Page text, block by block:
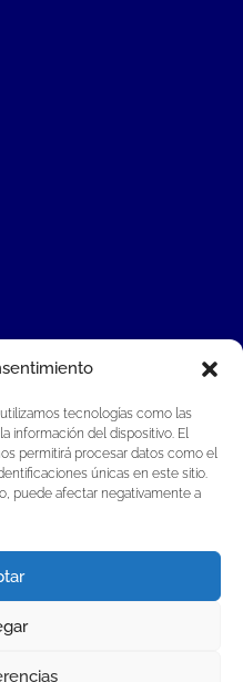
tecnologías como las
información del dispositivo. El
permitirá procesar datos como el
únicas en este sitio.
puede afectar negativamente a
Fisioterapia Global®
Aladrén S.L.P®